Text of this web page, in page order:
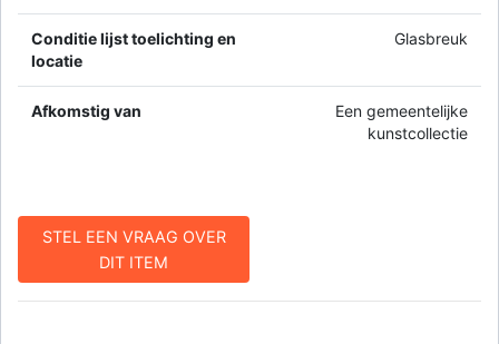
Conditie lijst toelichting en
locatie
Glasbreuk
Afkomstig van
Een gemeentelijke
kunstcollectie
STEL EEN VRAAG OVER
DIT ITEM